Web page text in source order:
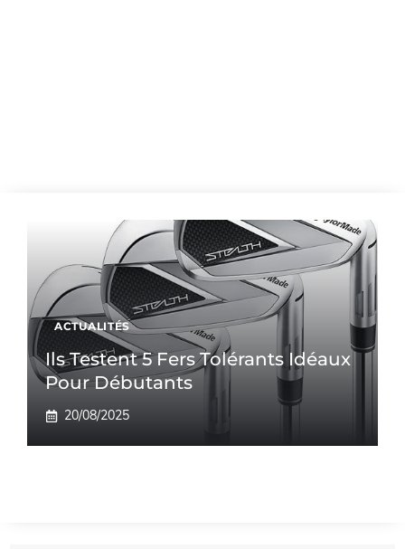
ACTUALITÉS
Ils Testent 5 Fers Tolérants Idéaux
Pour Débutants
20/08/2025